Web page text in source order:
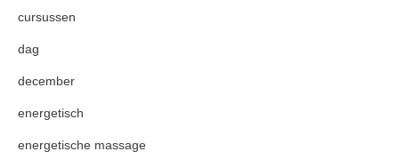
cursussen
dag
december
energetisch
energetische massage